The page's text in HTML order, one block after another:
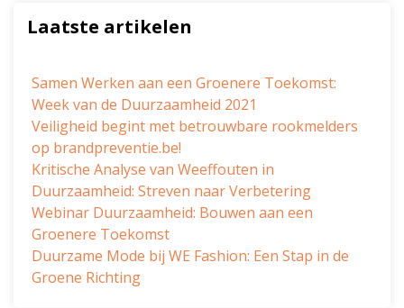
Laatste artikelen
Samen Werken aan een Groenere Toekomst:
Week van de Duurzaamheid 2021
Veiligheid begint met betrouwbare rookmelders
op brandpreventie.be!
Kritische Analyse van Weeffouten in
Duurzaamheid: Streven naar Verbetering
Webinar Duurzaamheid: Bouwen aan een
Groenere Toekomst
Duurzame Mode bij WE Fashion: Een Stap in de
Groene Richting